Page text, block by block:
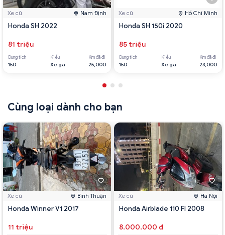
Xe cũ Nam Định
Honda SH 2022
81 triệu
Dung tích
150
Kiểu
Xe ga
Km đã đi
25,000
Xe cũ Hồ Chí Minh
Honda SH 150i 2020
85 triệu
Dung tích
150
Kiểu
Xe ga
Km đã đi
23,000
Cùng loại dành cho bạn
Xe cũ Bình Thuận
Honda Winner V1 2017
11 triệu
Xe cũ Hà Nội
Honda Airblade 110 FI 2008
8.000.000 đ